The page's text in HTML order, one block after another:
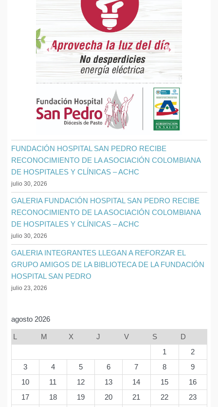
FUNDACIÓN HOSPITAL SAN PEDRO RECIBE
RECONOCIMIENTO DE LA ASOCIACIÓN COLOMBIANA
DE HOSPITALES Y CLÍNICAS – ACHC
julio 30, 2026
GALERIA FUNDACIÓN HOSPITAL SAN PEDRO RECIBE
RECONOCIMIENTO DE LA ASOCIACIÓN COLOMBIANA
DE HOSPITALES Y CLÍNICAS – ACHC
julio 30, 2026
GALERIA INTEGRANTES LLEGAN A REFORZAR EL
GRUPO AMIGOS DE LA BIBLIOTECA DE LA FUNDACIÓN
HOSPITAL SAN PEDRO
julio 23, 2026
agosto 2026
L M X J V S
D
1
2
3
4 5 6 7 8
9
10
11 12 13 14 15
16
17
18 19 20 21 22
23